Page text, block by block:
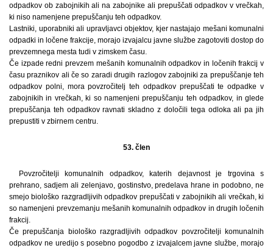
odpadkov ob zabojnikih ali na zabojnike ali prepuščati odpadkov v vrečkah,
ki niso namenjene prepuščanju teh odpadkov.
Lastniki, uporabniki ali upravljavci objektov, kjer nastajajo mešani komunalni
odpadki in ločene frakcije, morajo izvajalcu javne službe zagotoviti dostop do
prevzemnega mesta tudi v zimskem času.
Če izpade redni prevzem mešanih komunalnih odpadkov in ločenih frakcij v
času praznikov ali če so zaradi drugih razlogov zabojniki za prepuščanje teh
odpadkov polni, mora povzročitelj teh odpadkov prepuščati te odpadke v
zabojnikih in vrečkah, ki so namenjeni prepuščanju teh odpadkov, in glede
prepuščanja teh odpadkov ravnati skladno z določili tega odloka ali pa jih
prepustiti v zbirnem centru.
53. člen
Povzročitelji komunalnih odpadkov, katerih dejavnost je trgovina s
prehrano, sadjem ali zelenjavo, gostinstvo, predelava hrane in podobno, ne
smejo biološko razgradljivih odpadkov prepuščati v zabojnikih ali vrečkah, ki
so namenjeni prevzemanju mešanih komunalnih odpadkov in drugih ločenih
frakcij.
Če prepuščanja biološko razgradljivih odpadkov povzročitelji komunalnih
odpadkov ne uredijo s posebno pogodbo z izvajalcem javne službe, morajo